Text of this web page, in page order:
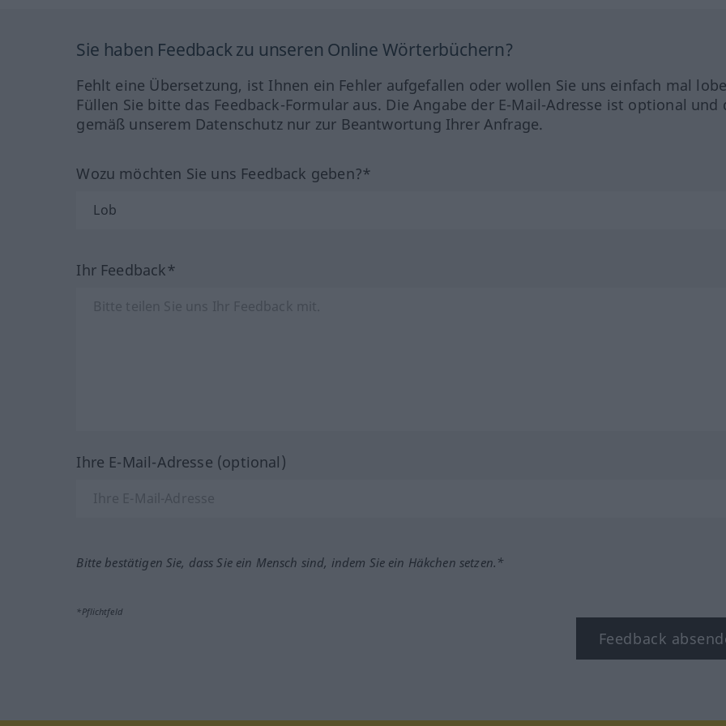
Sie haben Feedback zu unseren Online Wörterbüchern?
Fehlt eine Übersetzung, ist Ihnen ein Fehler aufgefallen oder wollen Sie uns einfach mal
Füllen Sie bitte das Feedback-Formular aus. Die Angabe der E-Mail-Adresse ist optional und
gemäß unserem Datenschutz nur zur Beantwortung Ihrer Anfrage.
Wozu möchten Sie uns Feedback geben?*
Ihr Feedback*
Ihre E-Mail-Adresse (optional)
Bitte bestätigen Sie, dass Sie ein Mensch sind, indem Sie ein Häkchen setzen.*
*Pflichtfeld
Feedback